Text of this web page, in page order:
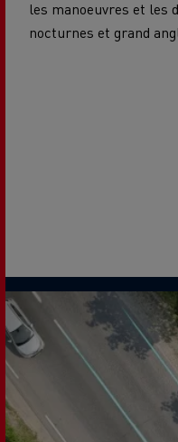
les manoeuvres et les
nocturnes et grand